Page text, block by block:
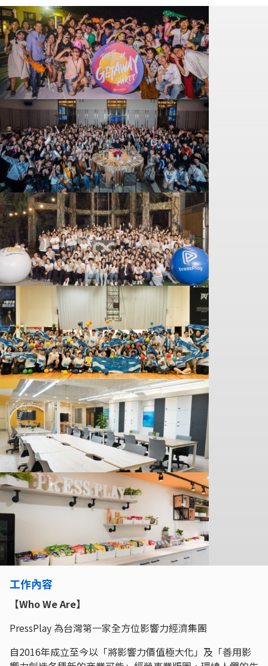
工作內容
【Who We Are】
PressPlay 為台灣第一家全方位影響力經濟集團
自2016年成立至今以「將影響力價值極大化」及「善用影